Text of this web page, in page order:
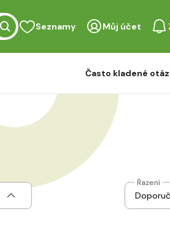
Seznamy Můj účet
Často kladené
Řazení